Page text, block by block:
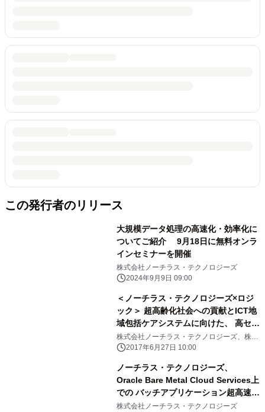
この発行者のリリース
大規模データ処理の高速化・効率化に
ついてご紹介 9月18日に無料オンラ
インセミナーを開催
株式会社ノーチラス・テクノロジーズ
2024年9月9日 09:00
＜ノーチラス・テクノロジーズ×ロジ
ック＞ 超高齢化社会への貢献とICT地
域包括ケアシステムに向けた、 高セキ
ュリティ基盤研究・開発における業務
提携を締結
株式会社ノーチラス・テクノロジーズ、株式
会社ロジック
2017年6月27日 10:00
ノーチラス・テクノロジーズ、
Oracle Bare Metal Cloud Services上
での バッチアプリケーション超高速化
ソリューションの提供を開始
株式会社ノーチラス・テクノロジーズ